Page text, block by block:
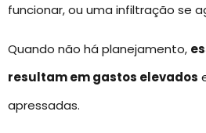
funcionar, ou uma infiltração se
Quando não há planejamento,
resultam em gastos elevados
apressadas.